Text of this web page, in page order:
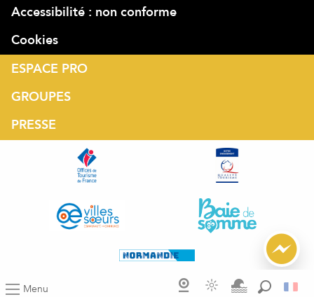
Menu
Accessibilité : non conforme
Cookies
ESPACE PRO
GROUPES
PRESSE